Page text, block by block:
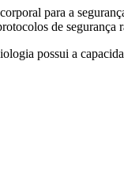
para a
de
possui a